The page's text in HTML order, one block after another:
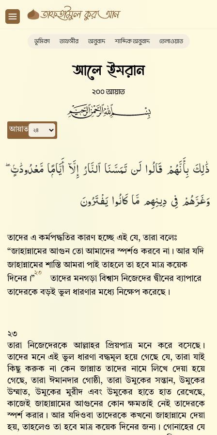
ভূমিকা তাফসীর অনুবাদ শাব্দিক অনুবাদ তেলাওয়াত
আলে ইমরান
২০০ আয়াত
আয়াত
ذَٰلِكَ بِأَنَّهُمْ قَالُوا۟ لَن تَمَسَّنَا ٱلنَّارُ إِلَّآ أَيَّامًۭا مَّعْدُودَٰتٍۢ ۖ
وَغَرَّهُمْ فِى دِينِهِم مَّا كَانُوا۟ يَفْتَرُونَ
তাদের এ কর্মপদ্ধতির কারণ হচ্ছে এই যে, তারা বলেঃ
“জাহান্নামের আগুন তো আমাদের স্পর্শও করবে না। আর যদি
জাহান্নামের শাস্তি আমরা পাই তাহলে তা হবে মাত্র কয়েক
দিনের।”
২৩
তাদের মনগড়া বিশ্বাস নিজেদের দ্বীনের ব্যাপারে
তাদেরকে বড়ই ভুল ধারণার মধ্যে নিক্ষেপ করেছে।
২৩
তারা নিজেদেরকে আল্লাহ‌র প্রিয়পাত্র মনে করে বসেছে।
তাদের মনে এই ভুল ধারণা বদ্ধমূল হয়ে গেছে যে, তারা যাই
কিছু করুক না কেন জান্নাত তাদের নামে লিখে দেয়া হয়ে
গেছে, তারা ঈমানদার গোষ্ঠী, তারা উমুকের সন্তান, উমুকের
উম্মাত, উমুকের মুরীদ এবং উমুকের হাতে হাত রেখেছে,
কাজেই জাহান্নামের আগুনের কোন ক্ষমতাই নেই তাদেরকে
স্পর্শ করার। আর যদিওবা তাদেরকে কখনো জাহান্নামে দেয়া
হয়, তাহলেও তা হবে মাত্র কয়েক দিনের জন্য। গোনাহের যে